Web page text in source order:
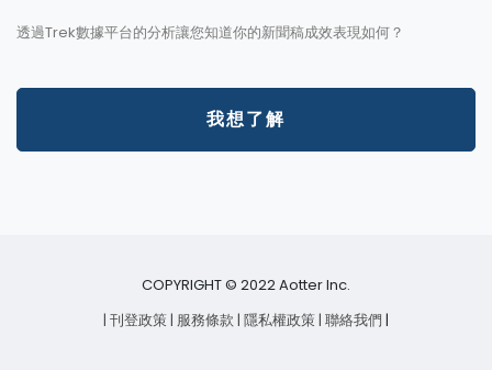
透過Trek數據平台的分析讓您知道你的新聞稿成效表現如何？
我想了解
COPYRIGHT © 2022 Aotter Inc.
| 刊登政策| 服務條款| 隱私權政策| 聯絡我們 |